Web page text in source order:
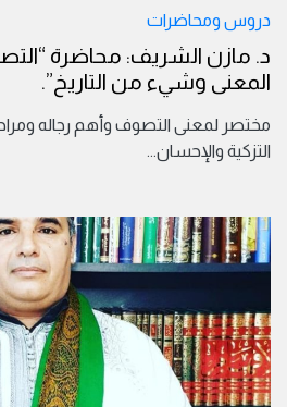
دروس ومحاضرات
د. مازن الشريف: محاضرة
المعنى وشيء من التاريخ”.
مختصر لمعنى التصوف وأهم رجاله
التزكية والإحسان...